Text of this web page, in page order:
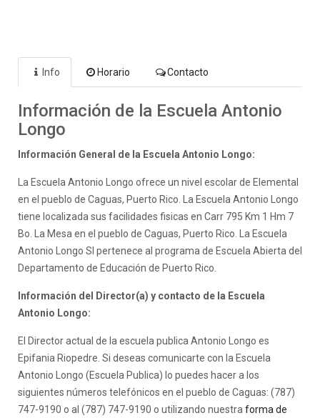
Info Horario Contacto
Información de la Escuela Antonio
Longo
Información General de la Escuela Antonio Longo:
La Escuela Antonio Longo ofrece un nivel escolar de Elemental
en el pueblo de Caguas, Puerto Rico. La Escuela Antonio Longo
tiene localizada sus facilidades fisicas en Carr 795 Km 1 Hm 7
Bo. La Mesa en el pueblo de Caguas, Puerto Rico. La Escuela
Antonio Longo SI pertenece al programa de Escuela Abierta del
Departamento de Educación de Puerto Rico.
Información del Director(a) y contacto de la Escuela
Antonio Longo:
El Director actual de la escuela publica Antonio Longo es
Epifania Riopedre. Si deseas comunicarte con la Escuela
Antonio Longo (Escuela Publica) lo puedes hacer a los
siguientes números telefónicos en el pueblo de Caguas: (787)
747-9190 o al (787) 747-9190 o utilizando nuestra forma de